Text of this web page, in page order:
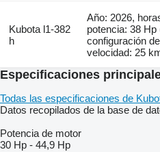
Kubota l1-382
h
Año: 2026,
potencia: 38 Hp
configuración
velocidad: 25
Especificaciones
Todas las especificaciones de
Datos recopilados de la base de
Potencia de motor
30 Hp - 44,9 Hp